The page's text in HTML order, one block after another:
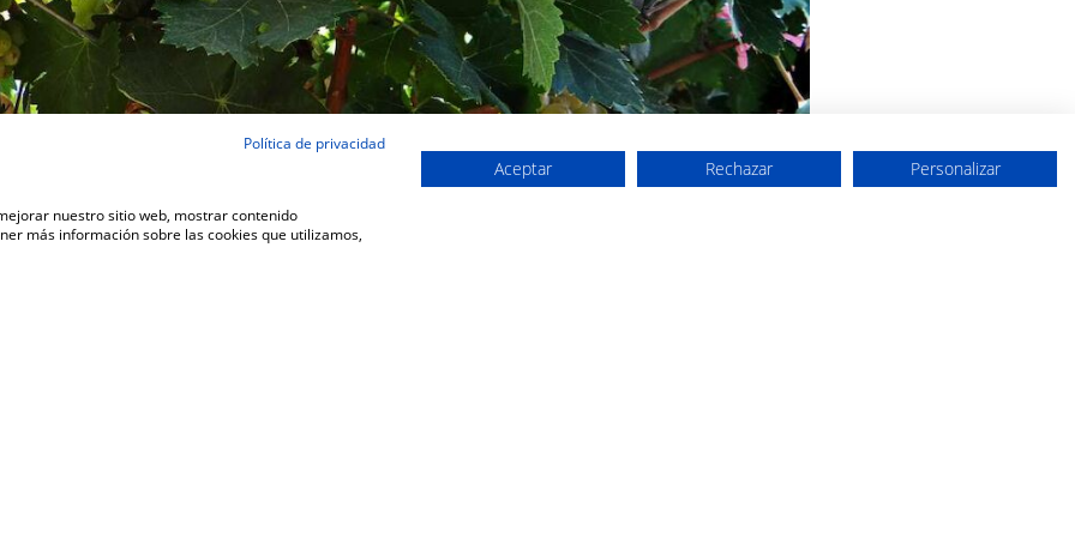
Política de privacidad
nuestro sitio web, mostrar contenido
más información sobre las cookies que utilizamos,
Aceptar Rechazar Personalizar